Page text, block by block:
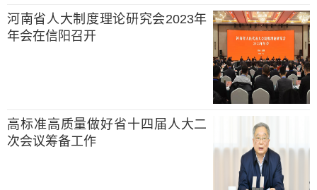
河南省人大制度理论研究会2023年
年会在信阳召开
高标准高质量做好省十四届人大二
次会议筹备工作